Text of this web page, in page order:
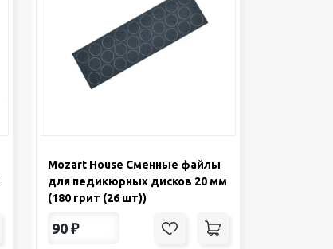
Mozart House Сменные файлы
для педикюрных дисков 20 мм
(180 грит (26 шт))
90 ₽